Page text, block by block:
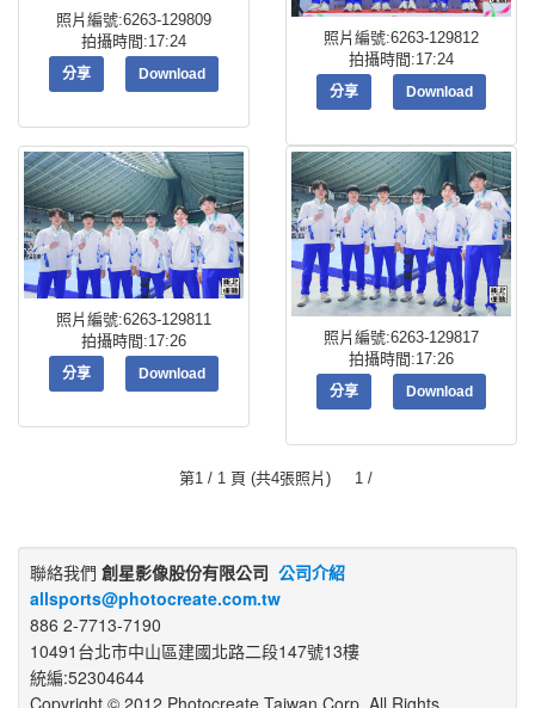
照片編號:6263-129809
拍攝時間:17:24
分享 Download
照片編號:6263-129812
拍攝時間:17:24
分享 Download
照片編號:6263-129811
拍攝時間:17:26
分享 Download
照片編號:6263-129817
拍攝時間:17:26
分享 Download
第1 / 1 頁 (共4張照片) 1 /
聯絡我們 創星影像股份有限公司 公司介紹
allsports@photocreate.com.tw
886 2-7713-7190
10491台北市中山區建國北路二段147號13樓
統編:52304644
Copyright © 2012 Photocreate Taiwan Corp. All Rights